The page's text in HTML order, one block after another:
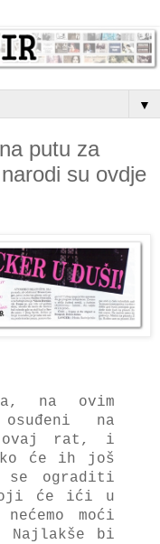
▼
putu za
su ovdje
na ovim
na
ovaj rat, i
će ih još
se ograditi
će ići u
moći
Najlakše bi